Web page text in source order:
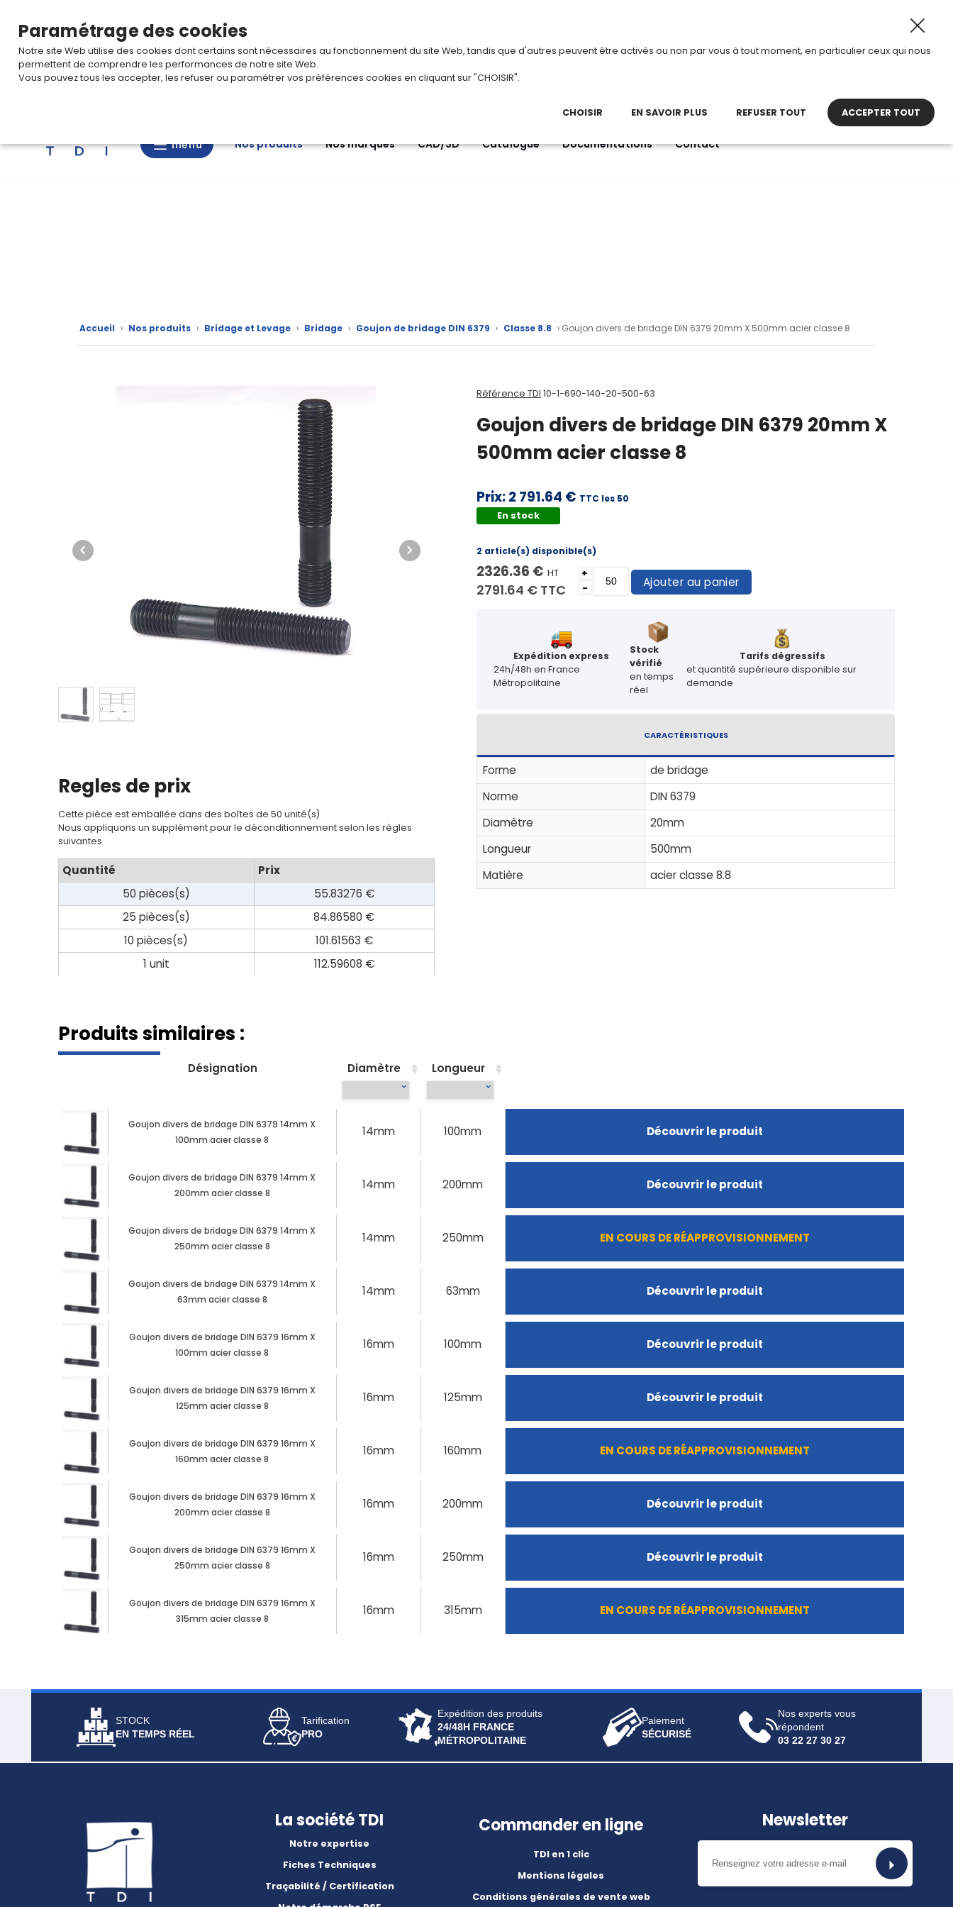
Du 3 au 28 août 2026, TDI passe en mode été. Horaires d’ouverture
menu
menu Nos produits Nos marques CAD/3D Catalogue Documentations Contact
Accueil › Nos produits › Bridage et Levage › Bridage › Goujon de bridage DIN 6379 › Classe 8.8 › Goujon divers de bridage DIN 6379 20mm X 500mm acier classe 8
Regles de prix
Cette pièce est emballée dans des boîtes de 50 unité(s)
Nous appliquons un supplément pour le déconditionnement selon les règles
suivantes
Quantité
Prix
50 pièces(s)
55.83276 €
25 pièces(s)
84.86580 €
10 pièces(s)
101.61563 €
1 unit
112.59608 €
Référence TDI 10-1-690-140-20-500-63
Goujon divers de bridage DIN 6379 20mm X
500mm acier classe 8
Prix:2 791.64 € TTC les 50
En stock
2 article(s) disponible(s)
2326.36 € HT
2791.64 € TTC
+
-
Ajouter au panier
Expédition express
24h/48h en France
Métropolitaine
Stock
vérifié
en temps
réel
Tarifs dégressifs
et quantité supérieure disponible sur
demande
CARACTÉRISTIQUES
Forme
de bridage
Norme
DIN 6379
Diamètre
20mm
Longueur
500mm
Matière
acier classe 8.8
Produits similaires :
Désignation Diamètre Longueur
Goujon divers de bridage DIN 6379 14mm X
100mm acier classe 8
14mm 100mm Découvrir le produit
Goujon divers de bridage DIN 6379 14mm X
200mm acier classe 8
14mm 200mm Découvrir le produit
Goujon divers de bridage DIN 6379 14mm X
250mm acier classe 8
14mm 250mm EN COURS DE RÉAPPROVISIONNEMENT
Goujon divers de bridage DIN 6379 14mm X
63mm acier classe 8
14mm 63mm Découvrir le produit
Goujon divers de bridage DIN 6379 16mm X
100mm acier classe 8
16mm 100mm Découvrir le produit
Goujon divers de bridage DIN 6379 16mm X
125mm acier classe 8
16mm 125mm Découvrir le produit
Goujon divers de bridage DIN 6379 16mm X
160mm acier classe 8
16mm 160mm EN COURS DE RÉAPPROVISIONNEMENT
Goujon divers de bridage DIN 6379 16mm X
200mm acier classe 8
16mm 200mm Découvrir le produit
Goujon divers de bridage DIN 6379 16mm X
250mm acier classe 8
16mm 250mm Découvrir le produit
Goujon divers de bridage DIN 6379 16mm X
315mm acier classe 8
16mm 315mm EN COURS DE RÉAPPROVISIONNEMENT
STOCK
EN TEMPS RÉEL
Tarification
PRO
Expédition des produits
24/48H FRANCE
MÉTROPOLITAINE
Paiement
SÉCURISÉ
Nos experts vous
répondent
03 22 27 30 27
La société TDI
Notre expertise
Fiches Techniques
Traçabilité / Certification
Commander en ligne
TDI en 1 clic
Mentions légales
Conditions générales de vente web
Newsletter
Paramétrage des cookies
Notre site Web utilise des cookies dont certains sont nécessaires au fonctionnement du site Web, tandis que d'autres peuvent être activés ou non par vous à tout moment, en particulier ceux qui nous
permettent de comprendre les performances de notre site Web.
Vous pouvez tous les accepter, les refuser ou paramétrer vos préférences cookies en cliquant sur "CHOISIR".
CHOISIR EN SAVOIR PLUS REFUSER TOUT ACCEPTER TOUT